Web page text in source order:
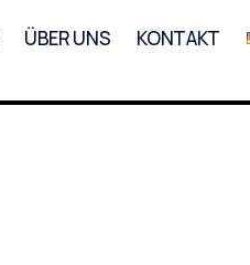
ÜBER UNS KONTAKT